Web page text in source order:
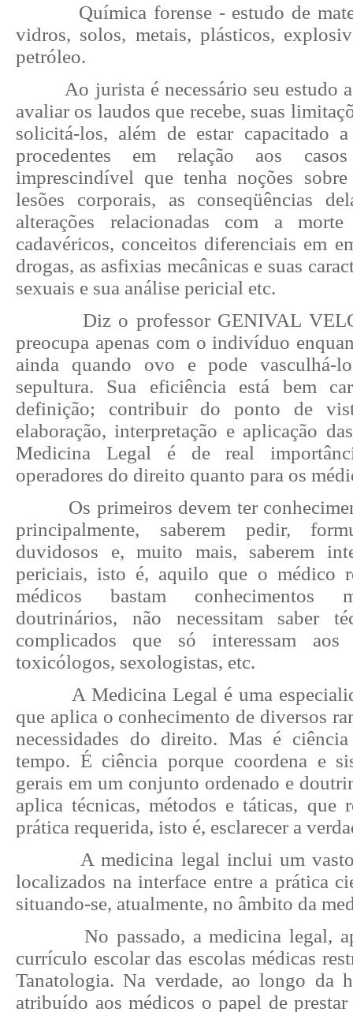
Química forense - estudo de
vidros, solos, metais, plásticos,
petróleo.
Ao jurista é necessário seu estudo
avaliar os laudos que recebe, suas
solicitá-los, além de estar capacitado
procedentes em relação aos
imprescindível que tenha noções
lesões corporais, as conseqüências
alterações relacionadas com a
cadavéricos, conceitos diferenciais em
drogas, as asfixias mecânicas e suas
sexuais e sua análise pericial etc.
Diz o professor GENIVAL
preocupa apenas com o indivíduo
ainda quando ovo e pode vasculhá-
sepultura. Sua eficiência está bem
definição; contribuir do ponto de
elaboração, interpretação e aplicação
Medicina Legal é de real
operadores do direito quanto para os
Os primeiros devem ter
principalmente, saberem pedir,
duvidosos e, muito mais, saberem
periciais, isto é, aquilo que o médico
médicos bastam conhecimentos
doutrinários, não necessitam saber
complicados que só interessam aos
toxicólogos, sexologistas, etc.
A Medicina Legal é uma
que aplica o conhecimento de diversos
necessidades do direito. Mas é
tempo. É ciência porque coordena e
gerais em um conjunto ordenado e
aplica técnicas, métodos e táticas, que
prática requerida, isto é, esclarecer a
A medicina legal inclui um
localizados na interface entre a prática
situando-se, atualmente, no âmbito da
No passado, a medicina legal,
currículo escolar das escolas médicas
Tanatologia. Na verdade, ao longo da
atribuído aos médicos o papel de